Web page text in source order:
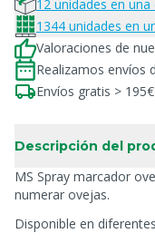
12 unidades en una
1344 unidades en
Valoraciones de
Realizamos envíos
Envíos gratis > 195€
Descripción del
MS Spray marcador
numerar ovejas.
Disponible en